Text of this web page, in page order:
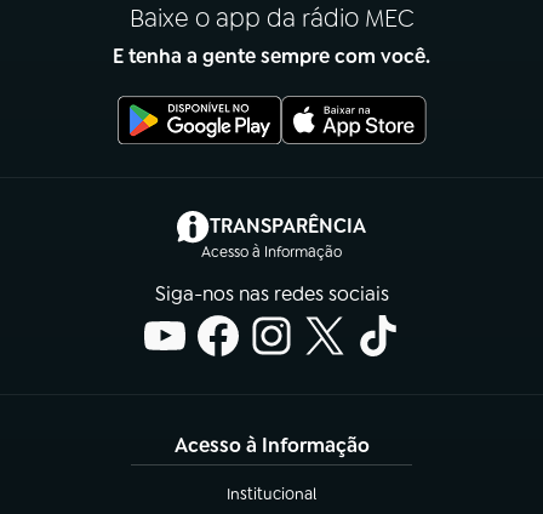
Baixe o app da rádio MEC
E tenha a gente sempre com você.
TRANSPARÊNCIA
Acesso à Informação
(abre em nova aba)
Siga-nos nas redes sociais
Acesso à Informação
Institucional
(abre em nova aba)